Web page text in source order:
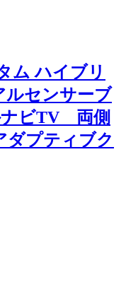
ム ハイブリ
センサーブ
ビTV 両側
プティブク